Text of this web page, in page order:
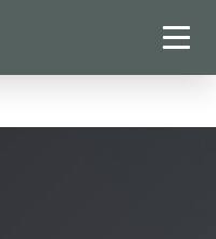
Schladen-Werla